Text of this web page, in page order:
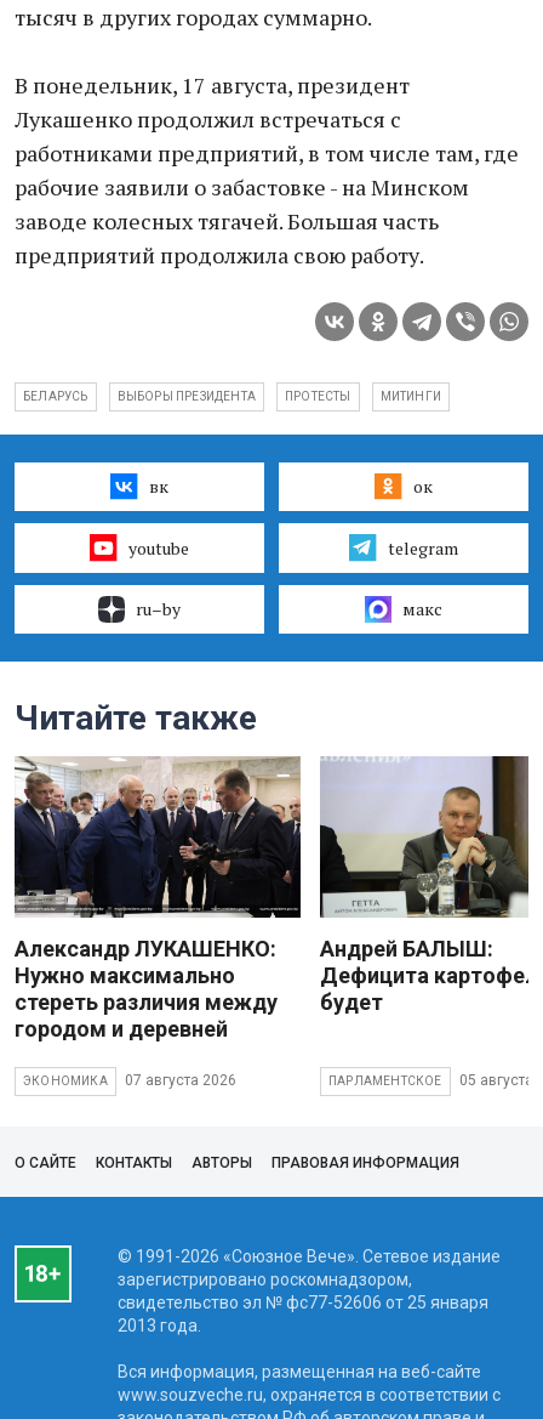
тысяч в других городах суммарно.
В понедельник, 17 августа, президент
Лукашенко продолжил встречаться с
работниками предприятий, в том числе там, где
рабочие заявили о забастовке - на Минском
заводе колесных тягачей. Большая часть
предприятий продолжила свою работу.
БЕЛАРУСЬ ВЫБОРЫ ПРЕЗИДЕНТА ПРОТЕСТЫ МИТИНГИ
вк ок
youtube telegram
ru–by макс
Читайте также
Александр ЛУКАШЕНКО:
Нужно максимально
стереть различия между
городом и деревней
ЭКОНОМИКА 07 августа 2026
Андрей БАЛЫШ:
Дефицита
будет
ПАРЛАМЕНТСКОЕ 05 августа
О САЙТЕ КОНТАКТЫ АВТОРЫ ПРАВОВАЯ ИНФОРМАЦИЯ
© 1991-2026 «Союзное Вече». Сетевое издание
зарегистрировано роскомнадзором,
свидетельство эл № фc77-52606 от 25 января
2013 года.
Вся информация, размещенная на веб-сайте
www.souzveche.ru, охраняется в соответствии с